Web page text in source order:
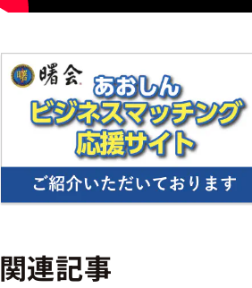
関連記事